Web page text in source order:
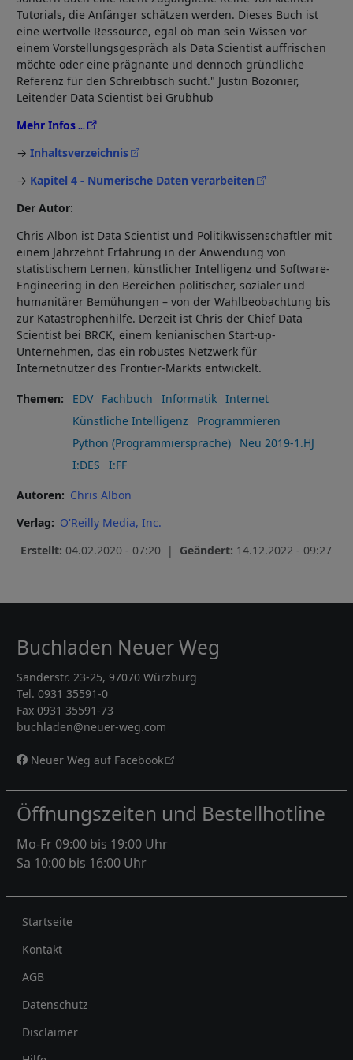
Tutorials, die Anfänger schätzen werden. Dieses Buch ist
eine wertvolle Ressource, egal ob man sein Wissen vor
einem Vorstellungsgespräch als Data Scientist auffrischen
möchte oder eine prägnante und dennoch gründliche
Referenz für den Schreibtisch sucht." Justin Bozonier,
Leitender Data Scientist bei Grubhub
Mehr Infos
→ Inhaltsverzeichnis
→ Kapitel 4 - Numerische Daten verarbeiten
Der Autor:
Chris Albon ist Data Scientist und Politikwissenschaftler mit
einem Jahrzehnt Erfahrung in der Anwendung von
statistischem Lernen, künstlicher Intelligenz und Software-
Engineering in den Bereichen politischer, sozialer und
humanitärer Bemühungen – von der Wahlbeobachtung bis
zur Katastrophenhilfe. Derzeit ist Chris der Chief Data
Scientist bei BRCK, einem kenianischen Start-up-
Unternehmen, das ein robustes Netzwerk für
Internetnutzer des Frontier-Markts entwickelt.
Themen EDV Fachbuch Informatik
Internet
Künstliche Intelligenz
Programmieren
Python (Programmiersprache)
Neu 2019-1.HJ
I:DES
I:FF
Autoren
Chris Albon
Verlag
O'Reilly Media, Inc.
Erstellt: 04.02.2020 - 07:20 | Geändert: 14.12.2022 - 09:27
Buchladen Neuer Weg
Sanderstr. 23-25, 97070 Würzburg
Tel. 0931 35591-0
Fax 0931 35591-73
buchladen@neuer-weg.com
Neuer Weg auf Facebook
Öffnungszeiten und Bestellhotline
Mo-Fr 09:00 bis 19:00 Uhr
Sa 10:00 bis 16:00 Uhr
Rechtliches
Startseite
Kontakt
AGB
Datenschutz
Disclaimer